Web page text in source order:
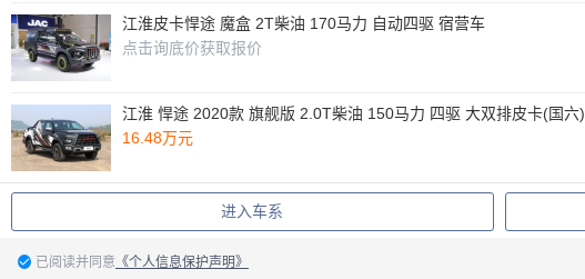
江淮皮卡悍途 魔盒 2T柴油 170马力 自动四驱 宿营车
点击询底价获取报价
江淮 悍途 2020款 旗舰版 2.0T柴油 150马力 四驱 大双排皮卡(国六)
16.48万元
进入车系
已阅读并同意 《个人信息保护声明》